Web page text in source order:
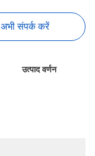
अभी संपर्क करें
उत्पाद वर्णन